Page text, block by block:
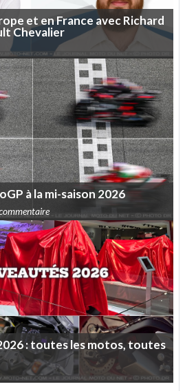
et enFrance avecRichard
Chevalier
àlami-saison 2026
:touteslesmotos,toutes